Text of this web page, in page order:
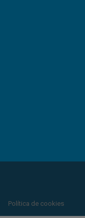
Política de cookies